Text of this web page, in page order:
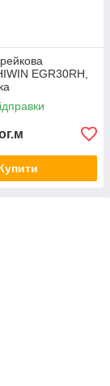
EGR30RH,